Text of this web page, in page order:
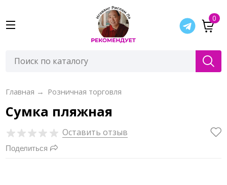
0
Главная → Розничная торговля
Сумка пляжная
Оставить отзыв
Поделиться